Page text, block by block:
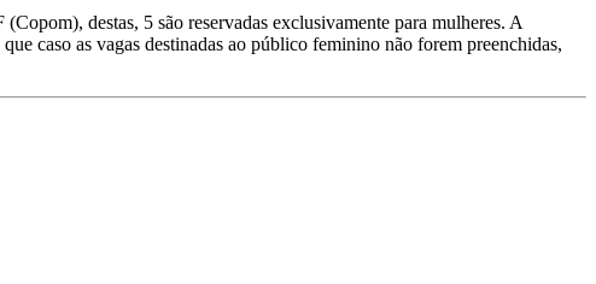
destas, 5 são reservadas exclusivamente para mulheres. A
caso as vagas destinadas ao público feminino não forem preenchidas,